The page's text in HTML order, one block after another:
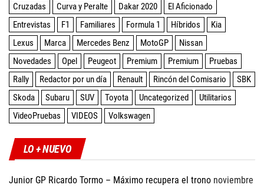
Cruzadas
Curva y Peralte Dakar 2020
El Aficionado
Entrevistas
F1 Familiares Formula 1 Híbridos
Kia
Lexus
Marca Mercedes Benz MotoGP
Nissan
Novedades
Opel Peugeot Premium Premium
Pruebas
Rally
Redactor por un día Renault Rincón del Comisario
SBK
Skoda
Subaru SUV Toyota Uncategorized
Utilitarios
VideoPruebas
VIDEOS Volkswagen
LO + NUEVO
Junior GP Ricardo Tormo – Máximo recupera el trono noviembre